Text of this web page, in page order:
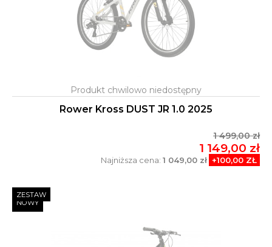
Rower Kross DUST JR 1.0 2025
1 499,00 zł
1 149,00 zł
Najniższa cena: 1 049,00 zł +100,00 ZŁ
NOWY
ZESTAW